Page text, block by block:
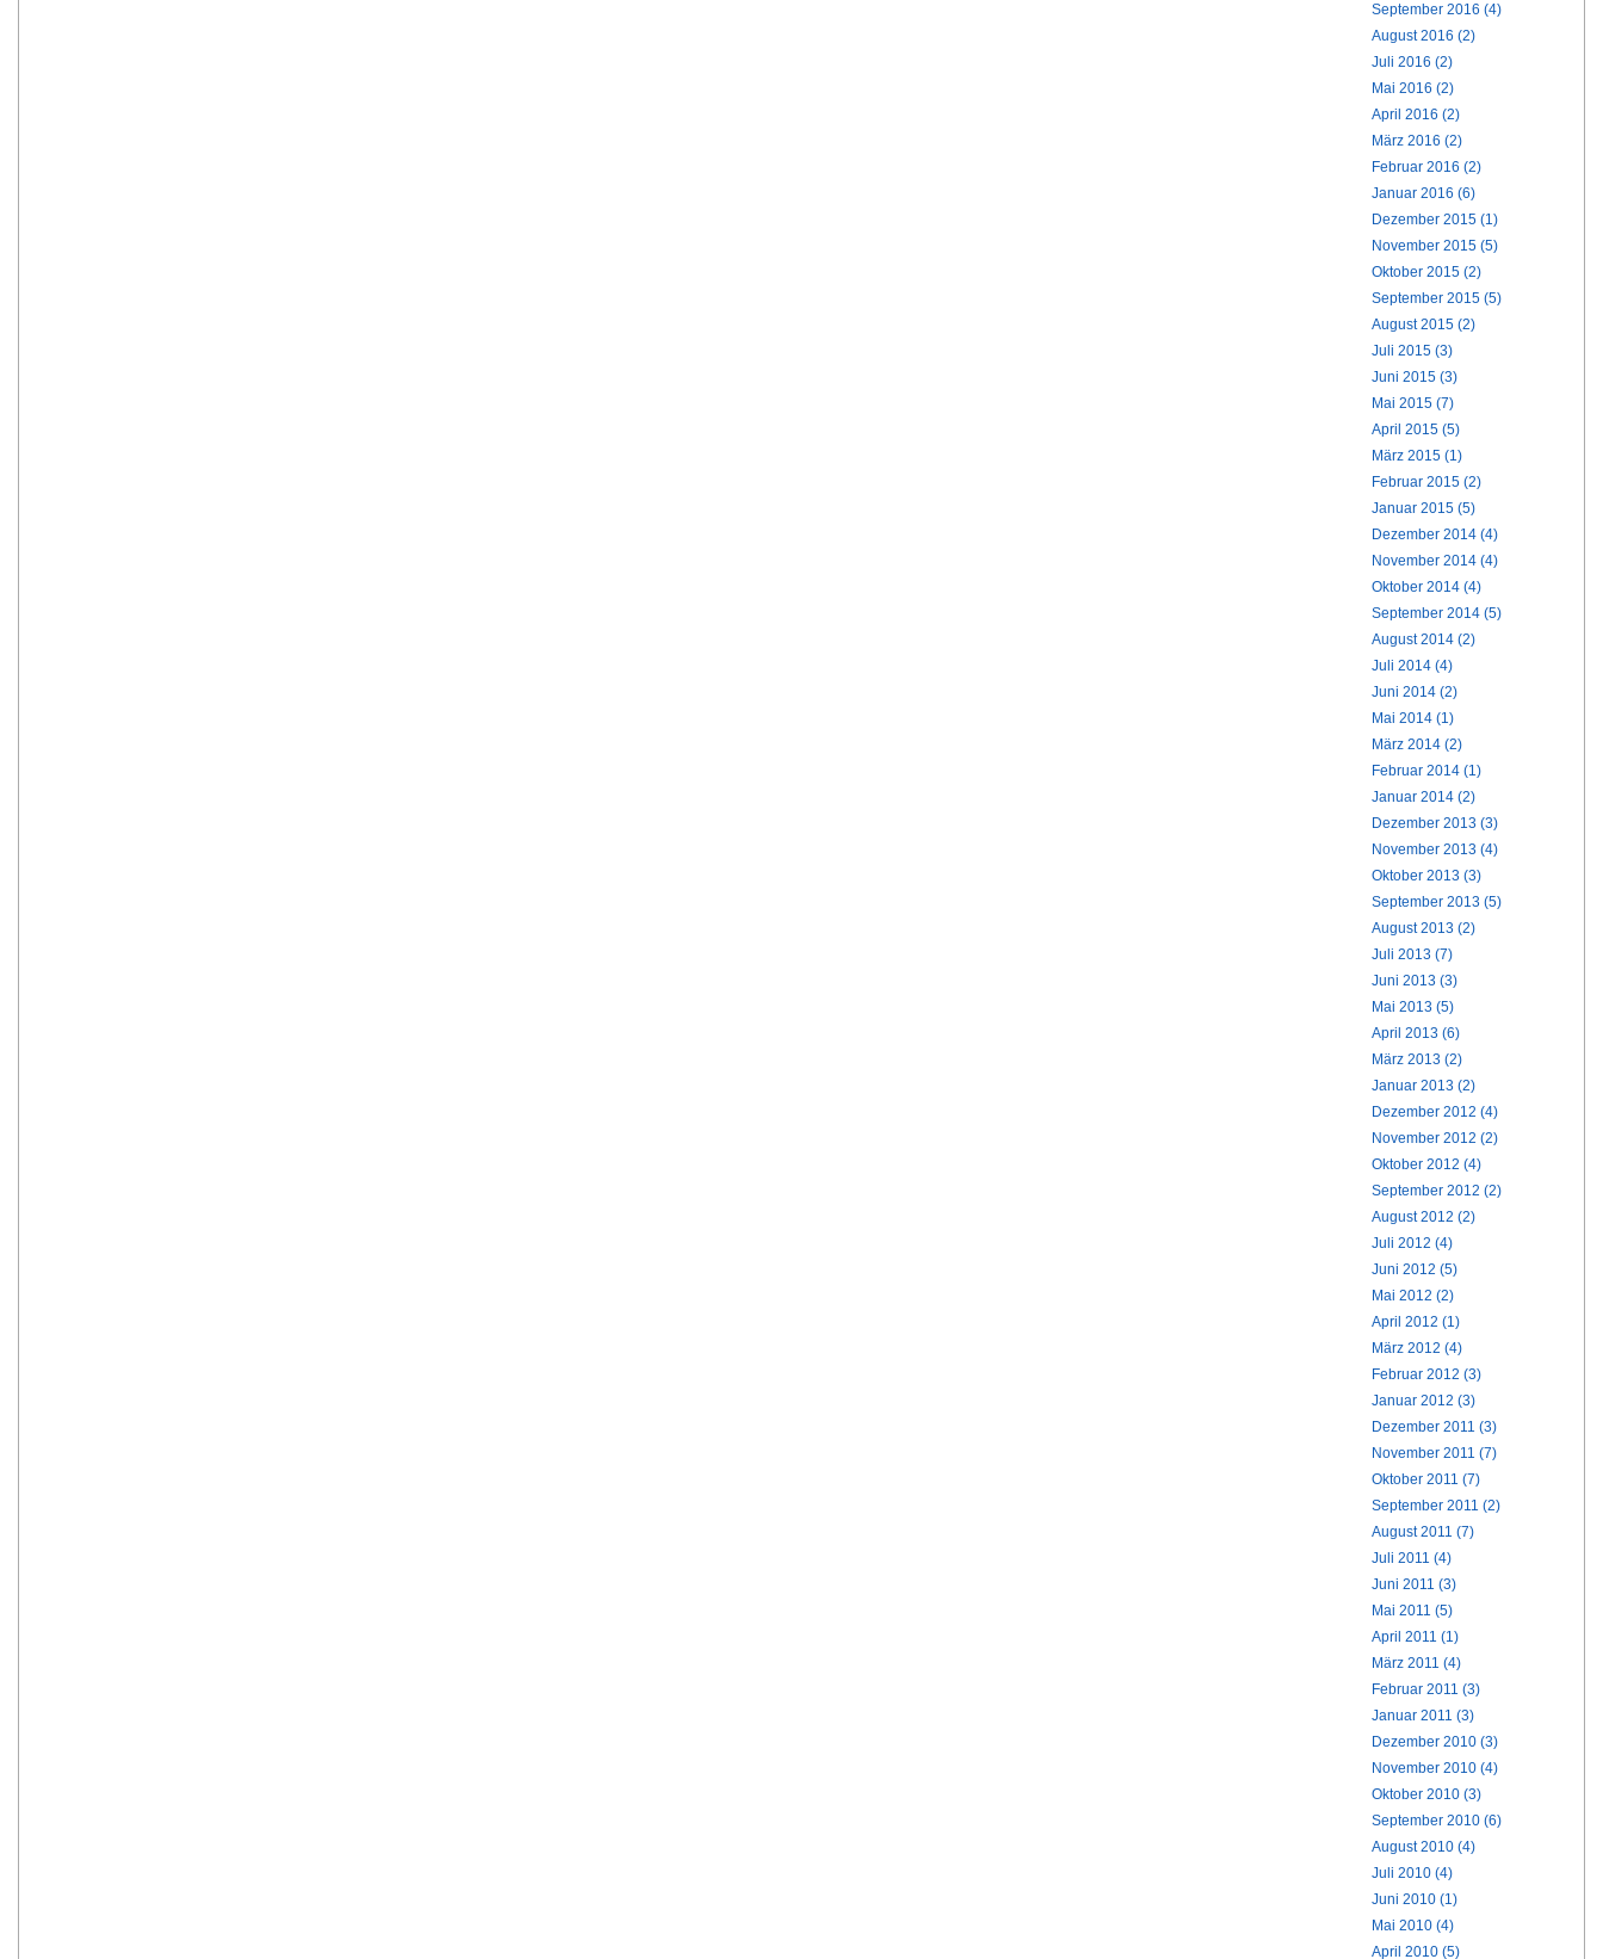
September 2016 (4)
August 2016 (2)
Juli 2016 (2)
Mai 2016 (2)
April 2016 (2)
März 2016 (2)
Februar 2016 (2)
Januar 2016 (6)
Dezember 2015 (1)
November 2015 (5)
Oktober 2015 (2)
September 2015 (5)
August 2015 (2)
Juli 2015 (3)
Juni 2015 (3)
Mai 2015 (7)
April 2015 (5)
März 2015 (1)
Februar 2015 (2)
Januar 2015 (5)
Dezember 2014 (4)
November 2014 (4)
Oktober 2014 (4)
September 2014 (5)
August 2014 (2)
Juli 2014 (4)
Juni 2014 (2)
Mai 2014 (1)
März 2014 (2)
Februar 2014 (1)
Januar 2014 (2)
Dezember 2013 (3)
November 2013 (4)
Oktober 2013 (3)
September 2013 (5)
August 2013 (2)
Juli 2013 (7)
Juni 2013 (3)
Mai 2013 (5)
April 2013 (6)
März 2013 (2)
Januar 2013 (2)
Dezember 2012 (4)
November 2012 (2)
Oktober 2012 (4)
September 2012 (2)
August 2012 (2)
Juli 2012 (4)
Juni 2012 (5)
Mai 2012 (2)
April 2012 (1)
März 2012 (4)
Februar 2012 (3)
Januar 2012 (3)
Dezember 2011 (3)
November 2011 (7)
Oktober 2011 (7)
September 2011 (2)
August 2011 (7)
Juli 2011 (4)
Juni 2011 (3)
Mai 2011 (5)
April 2011 (1)
März 2011 (4)
Februar 2011 (3)
Januar 2011 (3)
Dezember 2010 (3)
November 2010 (4)
Oktober 2010 (3)
September 2010 (6)
August 2010 (4)
Juli 2010 (4)
Juni 2010 (1)
Mai 2010 (4)
April 2010 (5)